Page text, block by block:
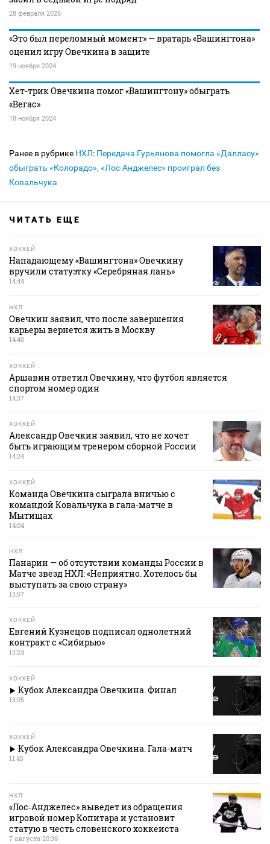
28 февраля 2026
«Это был переломный момент» — вратарь «Вашингтона»
оценил игру Овечкина в защите
19 ноября 2024
Хет-трик Овечкина помог «Вашингтону» обыграть
«Вегас»
18 ноября 2024
Ранее в рубрике НХЛ: Передача Гурьянова помогла «Далласу»
обыграть «Колорадо», «Лос-Анджелес» проиграл без
Ковальчука
ЧИТАТЬ ЕЩЕ
ХОККЕЙ
Нападающему «Вашингтона» Овечкину
вручили статуэтку «Серебряная лань»
14:44
НХЛ
Овечкин заявил, что после завершения
карьеры вернется жить в Москву
14:40
ХОККЕЙ
Аршавин ответил Овечкину, что футбол является
спортом номер один
14:37
ХОККЕЙ
Александр Овечкин заявил, что не хочет
быть играющим тренером сборной России
14:24
ХОККЕЙ
Команда Овечкина сыграла вничью с
командой Ковальчука в гала‑матче в
Мытищах
14:04
НХЛ
Панарин — об отсутствии команды России в
Матче звезд НХЛ: «Неприятно. Хотелось бы
выступать за свою страну»
13:57
ХОККЕЙ
Евгений Кузнецов подписал однолетний
контракт с «Сибирью»
13:24
ХОККЕЙ
Кубок Александра Овечкина. Финал
13:05
ХОККЕЙ
Кубок Александра Овечкина. Гала-матч
11:45
НХЛ
«Лос‑Анджелес» выведет из обращения
игровой номер Копитара и установит
статую в честь словенского хоккеиста
7 августа 20:36